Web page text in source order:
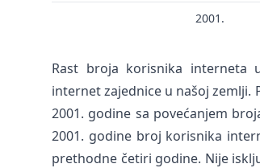
2001.
Rast broja korisnika interneta
internet zajednice u našoj
2001. godine sa povećanjem
2001. godine broj korisnika
prethodne četiri godine. Nije